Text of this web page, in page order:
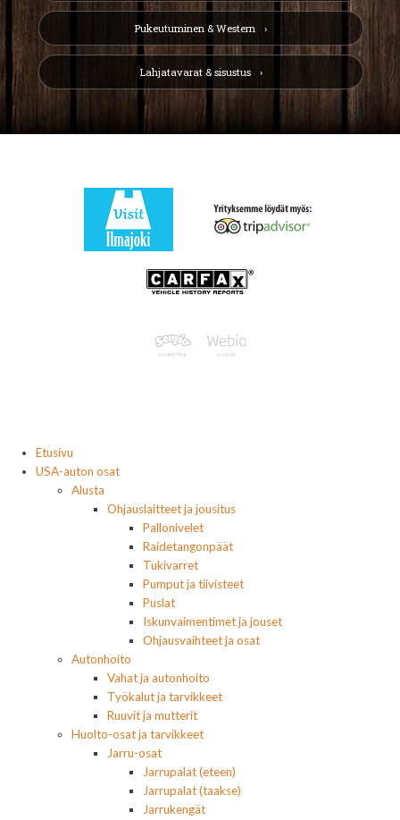
Pukeutuminen & Western
Lahjatavarat & sisustus
Etusivu
USA-auton osat
Alusta
Ohjauslaitteet ja jousitus
Pallonivelet
Raidetangonpäät
Tukivarret
Pumput ja tiivisteet
Puslat
Iskunvaimentimet ja jouset
Ohjausvaihteet ja osat
Autonhoito
Vahat ja autonhoito
Työkalut ja tarvikkeet
Ruuvit ja mutterit
Huolto-osat ja tarvikkeet
Jarru-osat
Jarrupalat (eteen)
Jarrupalat (taakse)
Jarrukengät